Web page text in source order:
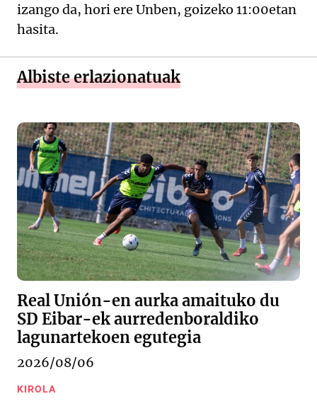
izango da, hori ere Unben, goizeko 11:00etan
hasita.
Albiste erlazionatuak
Real Unión-en aurka amaituko du
SD Eibar-ek aurredenboraldiko
lagunartekoen egutegia
2026/08/06
KIROLA